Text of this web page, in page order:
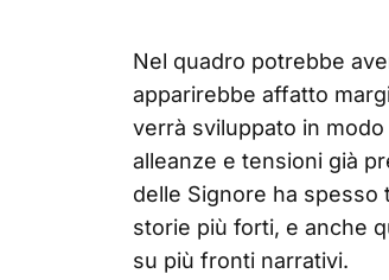
Nel quadro potrebbe
apparirebbe affatto
verrà sviluppato in
alleanze e tensioni già
delle Signore ha
storie più forti, e anche
su più fronti narrativi.